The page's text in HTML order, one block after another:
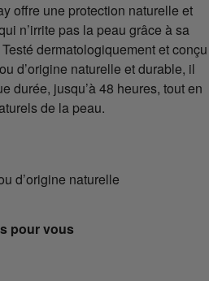
offre une protection naturelle et
n’irrite pas la peau grâce à sa
dermatologiquement et conçu
d’origine naturelle et durable, il
durée, jusqu’à 48 heures, tout en
de la peau.
d’origine naturelle
pour vous